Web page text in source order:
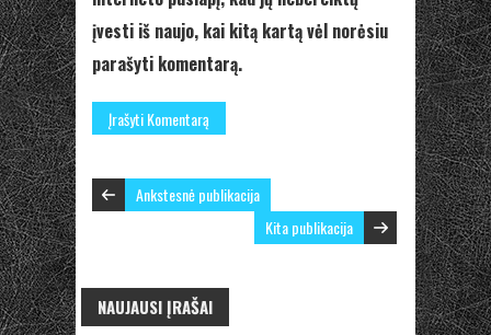
įvesti iš naujo, kai kitą kartą vėl norėsiu
parašyti komentarą.
Ankstesnė publikacija
Kita publikacija
NAUJAUSI ĮRAŠAI